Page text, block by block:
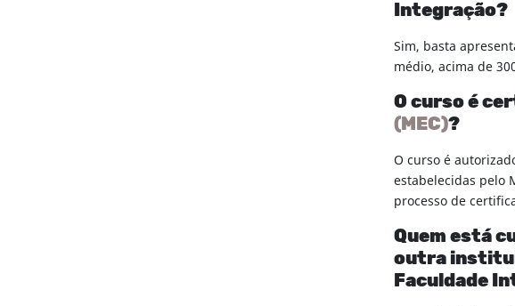
Integração?
Sim, basta
médio, acima de
O curso é
(MEC)?
O curso é
estabelecidas pelo
processo de
Quem está
outra
Faculdade